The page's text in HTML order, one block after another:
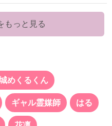
もっと見る
めくるくん
ギャル霊媒師 はる